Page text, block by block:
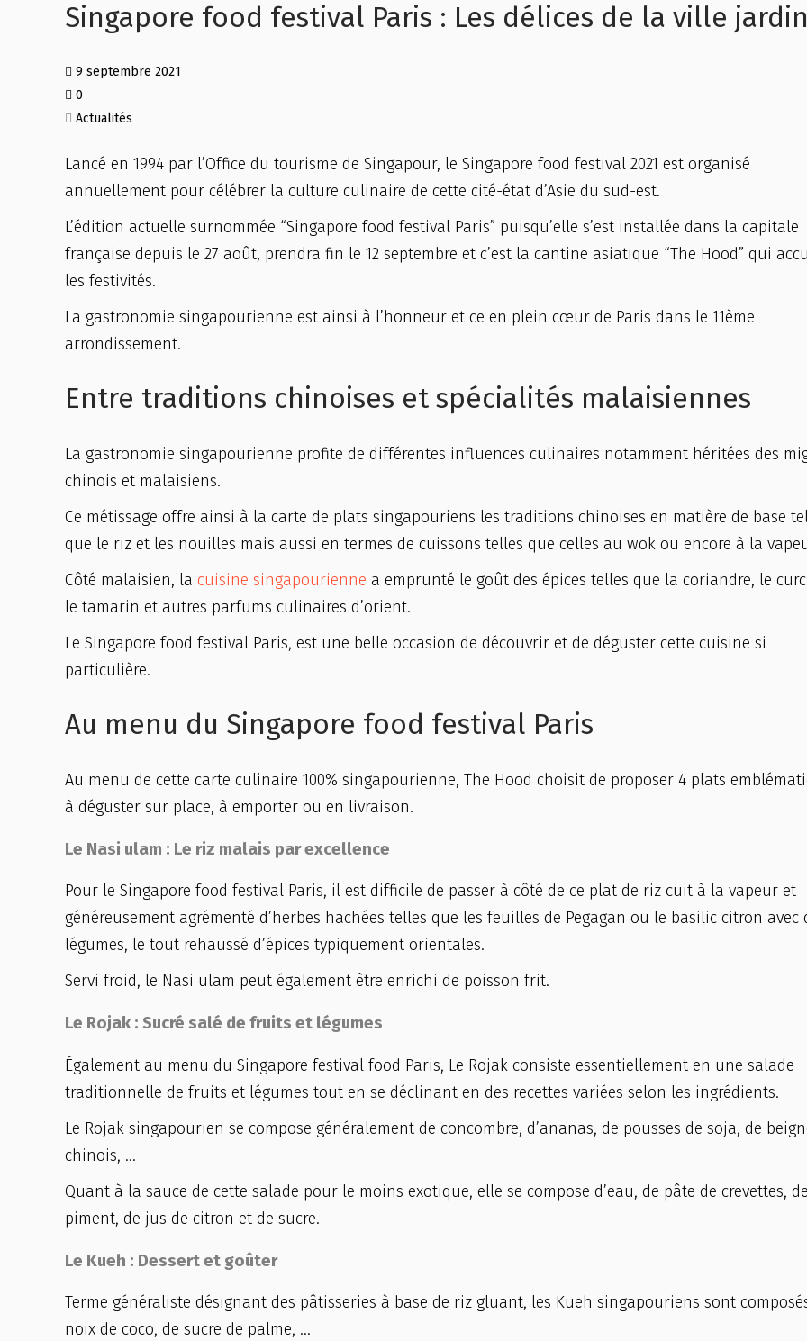
Singapore food festival Paris : Les délices de la ville jardin
9 septembre 2021
0
Actualités
Lancé en 1994 par l’Office du tourisme de Singapour, le Singapore food festival 2021 est organisé
annuellement pour célébrer la culture culinaire de cette cité-état d’Asie du sud-est.
L’édition actuelle surnommée “Singapore food festival Paris” puisqu’elle s’est installée dans la capitale
française depuis le 27 août, prendra fin le 12 septembre et c’est la cantine asiatique “The Hood” qui
les festivités.
La gastronomie singapourienne est ainsi à l’honneur et ce en plein cœur de Paris dans le 11ème
arrondissement.
Entre traditions chinoises et spécialités malaisiennes
La gastronomie singapourienne profite de différentes influences culinaires notamment héritées des
chinois et malaisiens.
Ce métissage offre ainsi à la carte de plats singapouriens les traditions chinoises en matière de base
que le riz et les nouilles mais aussi en termes de cuissons telles que celles au wok ou encore à la
Côté malaisien, la cuisine singapourienne a emprunté le goût des épices telles que la coriandre, le
le tamarin et autres parfums culinaires d’orient.
Le Singapore food festival Paris, est une belle occasion de découvrir et de déguster cette cuisine si
particulière.
Au menu du Singapore food festival Paris
Au menu de cette carte culinaire 100% singapourienne, The Hood choisit de proposer 4 plats
à déguster sur place, à emporter ou en livraison.
Le Nasi ulam : Le riz malais par excellence
Pour le Singapore food festival Paris, il est difficile de passer à côté de ce plat de riz cuit à la vapeur et
généreusement agrémenté d’herbes hachées telles que les feuilles de Pegagan ou le basilic citron avec
légumes, le tout rehaussé d’épices typiquement orientales.
Servi froid, le Nasi ulam peut également être enrichi de poisson frit.
Le Rojak : Sucré salé de fruits et légumes
Également au menu du Singapore festival food Paris, Le Rojak consiste essentiellement en une salade
traditionnelle de fruits et légumes tout en se déclinant en des recettes variées selon les ingrédients.
Le Rojak singapourien se compose généralement de concombre, d’ananas, de pousses de soja, de
chinois, …
Quant à la sauce de cette salade pour le moins exotique, elle se compose d’eau, de pâte de crevettes, de
piment, de jus de citron et de sucre.
Le Kueh : Dessert et goûter
Terme généraliste désignant des pâtisseries à base de riz gluant, les Kueh singapouriens sont
noix de coco, de sucre de palme, …